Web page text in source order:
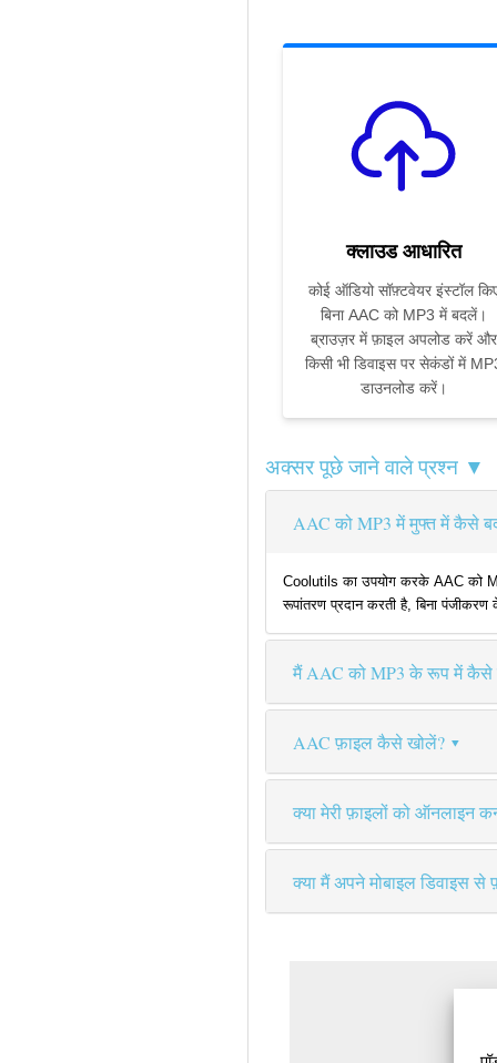
क्लाउड आधारित
कोई ऑडियो सॉफ़्टवेयर इंस्टॉल
बिना AAC को MP3 में बदलें।
ब्राउज़र में फ़ाइल अपलोड करें और
किसी भी डिवाइस पर सेकंडों में
डाउनलोड करें।
अक्सर पूछे जाने वाले प्रश्न ▼
AAC को MP3 में मुफ्त में कैसे
Coolutils का उपयोग करके AAC को
रूपांतरण प्रदान करती है, बिना
मैं AAC को MP3 के रूप में
AAC फ़ाइल कैसे खोलें?
क्या मेरी फ़ाइलों को ऑनलाइन
क्या मैं अपने मोबाइल डिवाइस